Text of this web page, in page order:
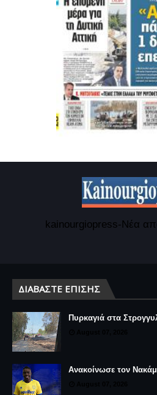
kainourgiopress-Νέα
ΔΙΑΒΆΣΤΕ ΕΠΊΣΗΣ
Πυρκαγιά στα
Ανακοίνωσε τον